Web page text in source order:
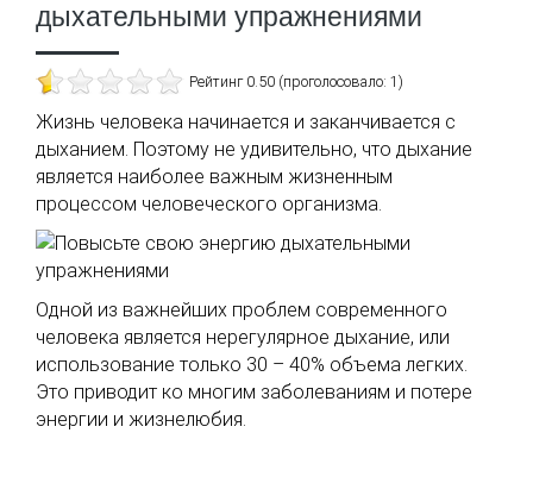
дыхательными упражнениями
Рейтинг 0.50 (проголосовало: 1)
Жизнь человека начинается и заканчивается с
дыханием. Поэтому не удивительно, что дыхание
является наиболее важным жизненным
процессом человеческого организма.
Одной из важнейших проблем современного
человека является нерегулярное дыхание, или
использование только 30 – 40% объема легких.
Это приводит ко многим заболеваниям и потере
энергии и жизнелюбия.